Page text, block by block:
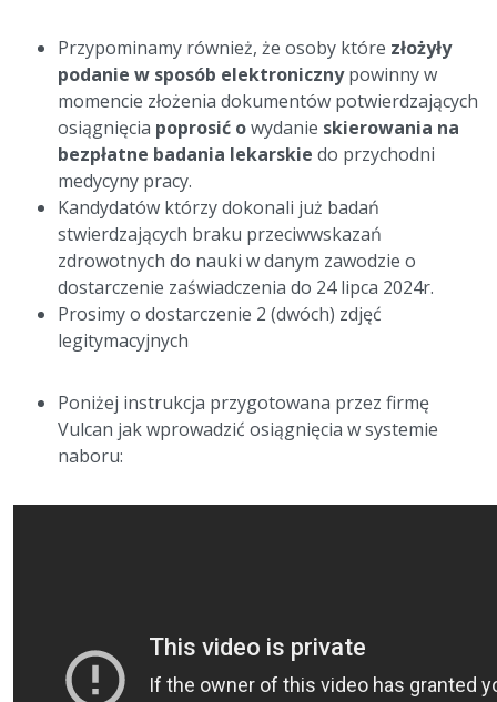
Przypominamy również, że osoby które złożyły
podanie w sposób elektronicznypowinny w
momencie złożenia dokumentów potwierdzających
osiągnięcia poprosić owydanie skierowania na
bezpłatne badania lekarskie do przychodni
medycyny pracy.
Kandydatów którzy dokonali już badań
stwierdzających braku przeciwwskazań
zdrowotnych do nauki w danym zawodzie o
dostarczenie zaświadczenia do 24 lipca 2024r.
Prosimy o dostarczenie 2 (dwóch) zdjęć
legitymacyjnych
Poniżej instrukcja przygotowana przez firmę
Vulcan jak wprowadzić osiągnięcia w systemie
naboru: